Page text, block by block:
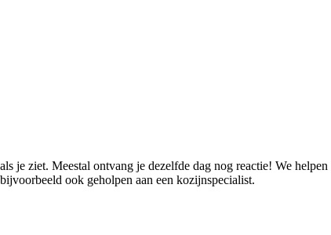
ziet. Meestal ontvang je dezelfde dag nog reactie! We
ook geholpen aan een kozijnspecialist.